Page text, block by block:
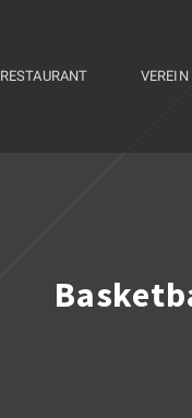
RESTAURANT VEREIN